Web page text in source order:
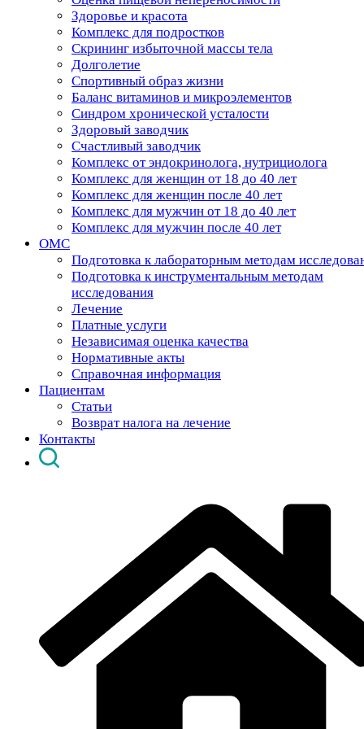
Здоровье и красота
Комплекс для подростков
Скрининг избыточной массы тела
Долголетие
Спортивный образ жизни
Баланс витаминов и микроэлементов
Синдром хронической усталости
Здоровый заводчик
Счастливый заводчик
Комплекс от эндокринолога, нутрициолога
Комплекс для женщин от 18 до 40 лет
Комплекс для женщин после 40 лет
Комплекс для мужчин от 18 до 40 лет
Комплекс для мужчин после 40 лет
ОМС
Подготовка к лабораторным методам
Подготовка к инструментальным методам
исследования
Лечение
Платные услуги
Независимая оценка качества
Нормативные акты
Справочная информация
Пациентам
Статьи
Возврат налога на лечение
Контакты